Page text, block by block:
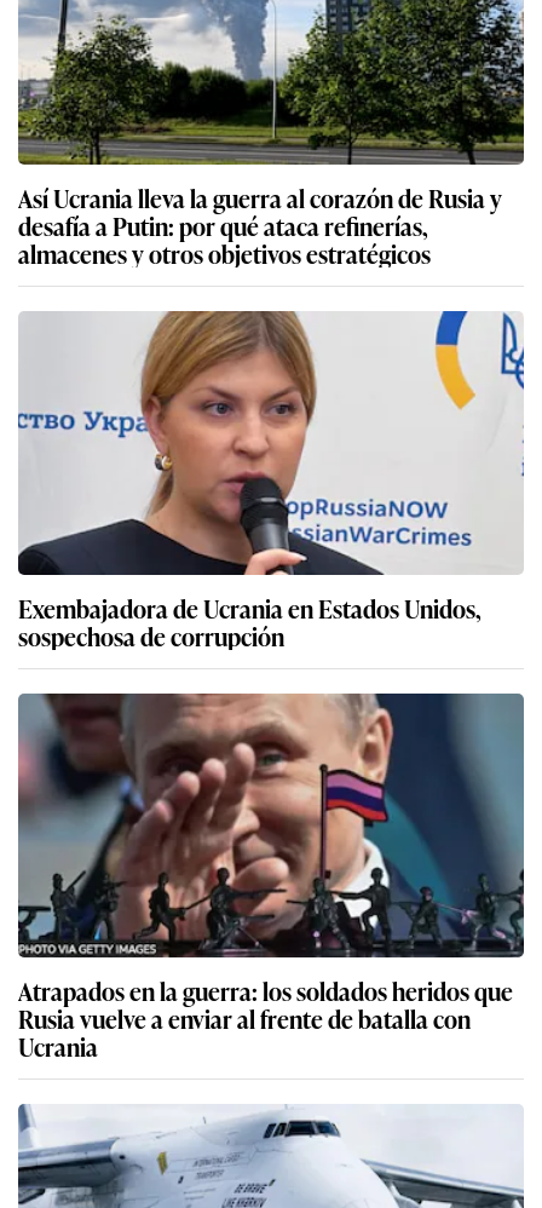
Así Ucrania lleva la guerra al corazón de Rusia y
desafía a Putin: por qué ataca refinerías,
almacenes y otros objetivos estratégicos
Exembajadora de Ucrania en Estados Unidos,
sospechosa de corrupción
Atrapados en la guerra: los soldados heridos que
Rusia vuelve a enviar al frente de batalla con
Ucrania